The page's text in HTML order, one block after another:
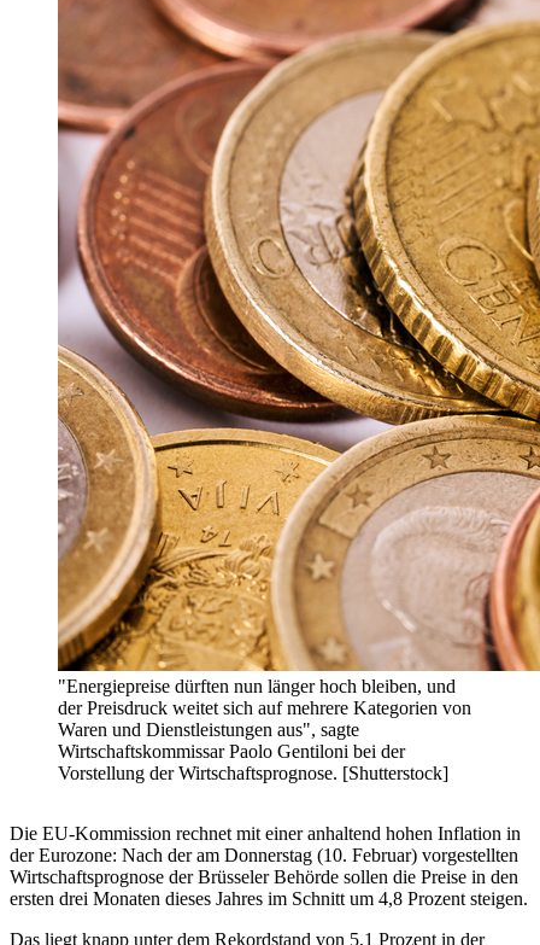
"Energiepreise dürften nun länger hoch bleiben, und
der Preisdruck weitet sich auf mehrere Kategorien von
Waren und Dienstleistungen aus", sagte
Wirtschaftskommissar Paolo Gentiloni bei der
Vorstellung der Wirtschaftsprognose. [Shutterstock]
Die EU-Kommission rechnet mit einer anhaltend hohen Inflation in
der Eurozone: Nach der am Donnerstag (10. Februar) vorgestellten
Wirtschaftsprognose der Brüsseler Behörde sollen die Preise in den
ersten drei Monaten dieses Jahres im Schnitt um 4,8 Prozent steigen.
Das liegt knapp unter dem Rekordstand von 5,1 Prozent in der